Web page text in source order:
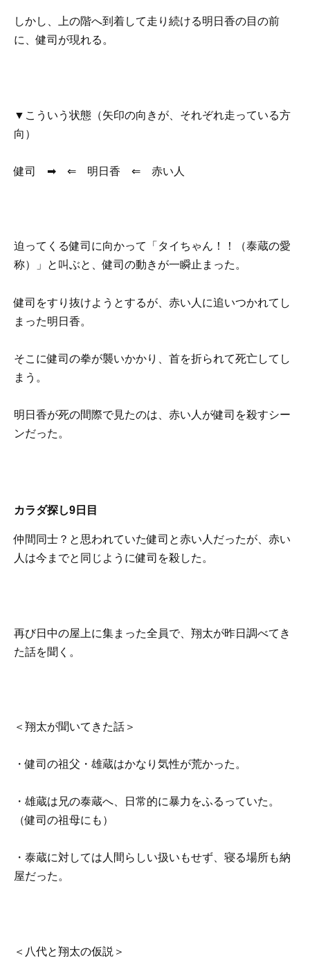
しかし、上の階へ到着して走り続ける明日香の目の前
に、健司が現れる。
▼こういう状態（矢印の向きが、それぞれ走っている方
向）
健司 ➡ ⇐ 明日香 ⇐ 赤い人
迫ってくる健司に向かって「タイちゃん！！（泰蔵の愛
称）」と叫ぶと、健司の動きが一瞬止まった。
健司をすり抜けようとするが、赤い人に追いつかれてし
まった明日香。
そこに健司の拳が襲いかかり、首を折られて死亡してし
まう。
明日香が死の間際で見たのは、赤い人が健司を殺すシー
ンだった。
カラダ探し9日目
仲間同士？と思われていた健司と赤い人だったが、赤い
人は今までと同じように健司を殺した。
再び日中の屋上に集まった全員で、翔太が昨日調べてき
た話を聞く。
＜翔太が聞いてきた話＞
・健司の祖父・雄蔵はかなり気性が荒かった。
・雄蔵は兄の泰蔵へ、日常的に暴力をふるっていた。
（健司の祖母にも）
・泰蔵に対しては人間らしい扱いもせず、寝る場所も納
屋だった。
＜八代と翔太の仮説＞